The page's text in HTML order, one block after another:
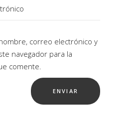
correo electrónico y
navegador para la
comente.